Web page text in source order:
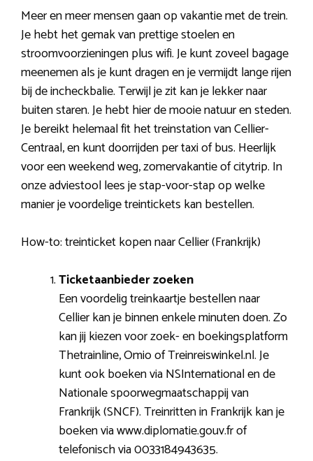
Meer en meer mensen gaan op vakantie met de trein.
Je hebt het gemak van prettige stoelen en
stroomvoorzieningen plus wifi. Je kunt zoveel bagage
meenemen als je kunt dragen en je vermijdt lange rijen
bij de incheckbalie. Terwijl je zit kan je lekker naar
buiten staren. Je hebt hier de mooie natuur en steden.
Je bereikt helemaal fit het treinstation van Cellier-
Centraal, en kunt doorrijden per taxi of bus. Heerlijk
voor een weekend weg, zomervakantie of citytrip. In
onze adviestool lees je stap-voor-stap op welke
manier je voordelige treintickets kan bestellen.
How-to: treinticket kopen naar Cellier (Frankrijk)
Ticketaanbieder zoeken
Een voordelig treinkaartje bestellen naar
Cellier kan je binnen enkele minuten doen. Zo
kan jij kiezen voor zoek- en boekingsplatform
Thetrainline, Omio of Treinreiswinkel.nl. Je
kunt ook boeken via NSInternational en de
Nationale spoorwegmaatschappij van
Frankrijk (SNCF). Treinritten in Frankrijk kan je
boeken via www.diplomatie.gouv.fr of
telefonisch via 0033184943635.